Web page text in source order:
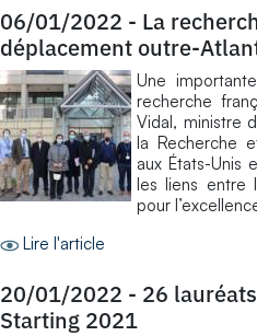
06/01/2022 - La
déplacement outre-
Une
recherche
Vidal, ministre
la Recherche
aux États-Unis
les liens entre
pour
Lire l'article
20/01/2022 - 26 lauréats
Starting 2021